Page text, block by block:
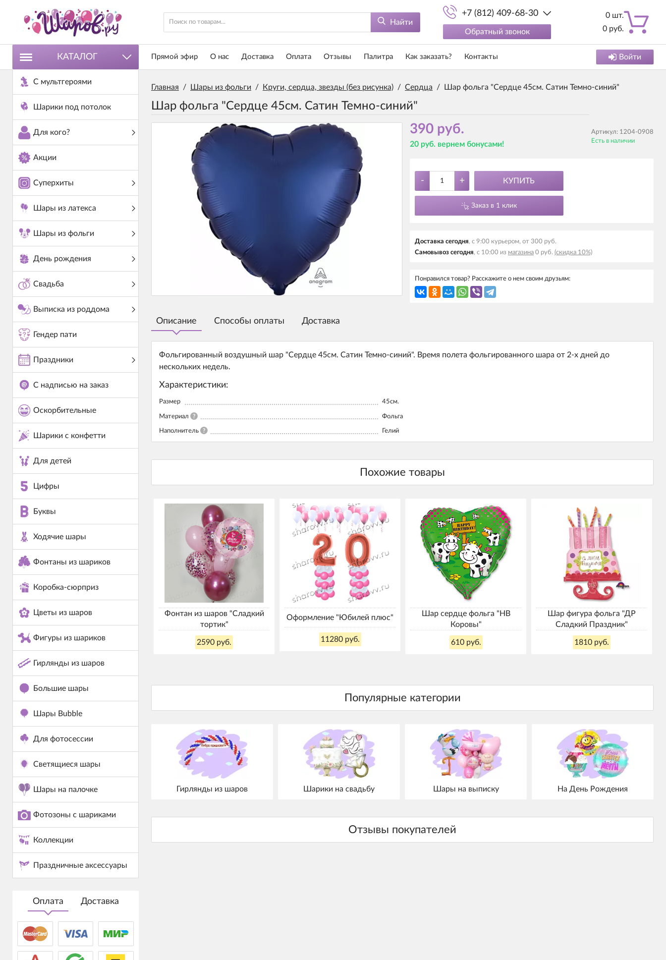
Найти
+7 (812) 409-68-30
Обратный звонок
0 шт.
0 руб.
КАТАЛОГ
С мультгероями
Шарики под потолок
Для кого?
Акции
Суперхиты
Шары из латекса
Шары из фольги
День рождения
Свадьба
Выписка из роддома
Гендер пати
Праздники
С надписью на заказ
Оскорбительные
Шарики с конфетти
Для детей
Цифры
Буквы
Ходячие шары
Фонтаны из шариков
Коробка-сюрприз
Цветы из шаров
Фигуры из шариков
Гирлянды из шаров
Большие шары
Шары Bubble
Для фотосессии
Светящиеся шары
Шары на палочке
Фотозоны с шариками
Коллекции
Праздничные аксессуары
Оплата Доставка
Прямой эфир О нас Доставка Оплата Отзывы Палитра Как заказать? Контакты Войти
Главная / Шары из фольги / Круги, сердца, звезды (без рисунка) / Сердца / Шар фольга "Сердце 45см. Сатин Темно-синий"
Шар фольга "Сердце 45см. Сатин Темно-синий"
390 руб.
20 руб. вернем бонусами!
Артикул: 1204-0908
Есть в наличии
- + КУПИТЬ
Заказ в 1 клик
Доставка сегодня, с 9:00 курьером, от 300 руб.
Самовывоз сегодня, с 10:00 из магазина 0 руб. (скидка 10%)
Понравился товар? Расскажите о нем своим друзьям:
Описание Способы оплаты Доставка
Фольгированный воздушный шар "Сердце 45см. Сатин Темно-синий". Время полета фольгированного шара от 2-х дней до
нескольких недель.
Характеристики:
Размер 45см.
Материал ? Фольга
Наполнитель ? Гелий
Фонтан из шаров "Сладкий
тортик"
2590 руб.
Оформление "Юбилей плюс"
11280 руб.
Шар сердце фольга "HB
Коровы"
610 руб.
Шар фигура фольга "ДР
Сладкий Праздник"
1810 руб.
Гирлянды из шаров Шарики на свадьбу Шары на выписку На День Рождения